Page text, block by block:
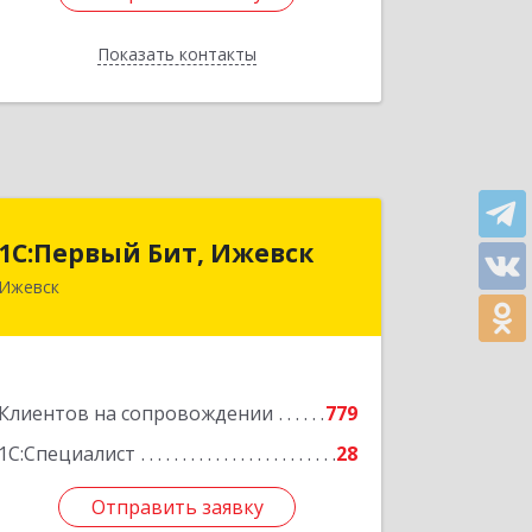
Показать контакты
Назад
1С:Первый Бит, Ижевск
Ижевск
Клиентов на сопровождении
779
1С:Специалист
28
Отправить заявку
1С:Первый Бит, Ижевск
426008, Удмуртская Респ, Ижевск г,
Отправить заявку